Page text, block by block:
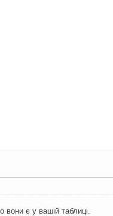
є у вашій таблиці.